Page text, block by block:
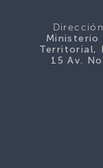
Ministerio
Territorial,
15 Av.